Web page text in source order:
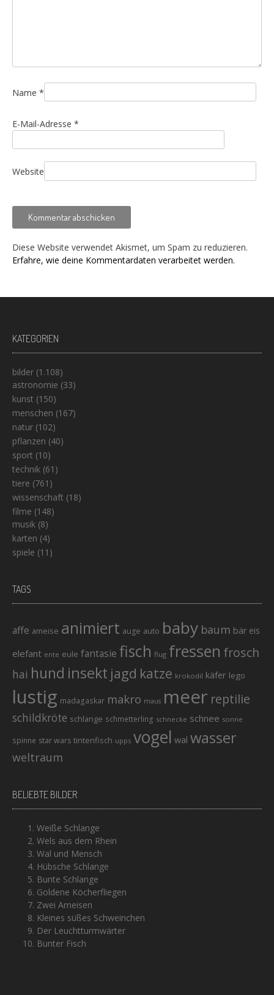
Name *
E-Mail-Adresse *
Website
Diese Website verwendet Akismet, um Spam zu reduzieren.
Erfahre, wie deine Kommentardaten verarbeitet werden.
KATEGORIEN
bilder (1.108)
astronomie (33)
kunst (150)
menschen (167)
natur (102)
pflanzen (40)
sport (10)
technik (61)
tiere (761)
wissenschaft (18)
filme (148)
musik (8)
karten (4)
spiele (11)
TAGS
affe ameise animiert auge auto baby baum bär eis
elefant ente eule fantasie fisch flug fressen frosch
hai hund insekt jagd katze krokodil käfer lego
lustig madagaskar makro maus meer reptilie
schildkröte schlange schmetterling schnecke schnee sonne
spinne star wars tintenfisch upps vogel wal wasser
weltraum
BELIEBTE BILDER
Weiße Schlange
Wels aus dem Rhein
Wal und Mensch
Hübsche Schlange
Bunte Schlange
Goldene Köcherfliegen
Zwei Ameisen
Kleines süßes Schweinchen
Der Leuchtturmwärter
Bunter Fisch